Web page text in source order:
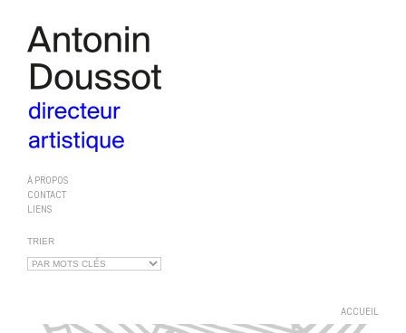
À PROPOS
CONTACT
LIENS
TRIER
ACCUEIL